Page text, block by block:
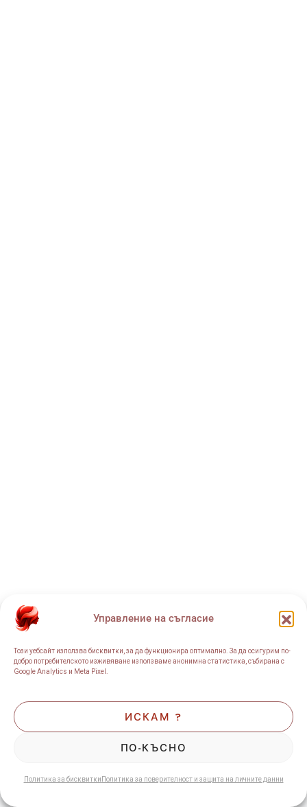
Управление на съгласие
Този уебсайт използва бисквитки, за да функционира оптимално. За да осигурим по-
добро потребителското изживяване използваме анонимна статистика, събирана с
Google Analytics и Meta Pixel.
ИСКАМ ?
ПО-КЪСНО
Политика за бисквитки Политика за поверителност и защита на личните данни